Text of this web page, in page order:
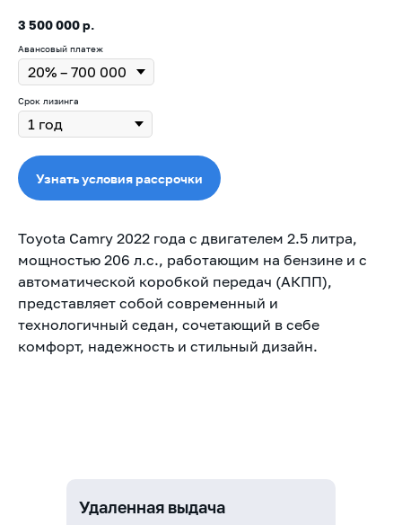
3 500 000р.
Авансовый платеж
Срок лизинга
Узнать условия рассрочки
Toyota Camry 2022 года с двигателем 2.5 литра,
мощностью 206 л.с., работающим на бензине и с
автоматической коробкой передач (АКПП),
представляет собой современный и
технологичный седан, сочетающий в себе
комфорт, надежность и стильный дизайн.
Удаленная выдача